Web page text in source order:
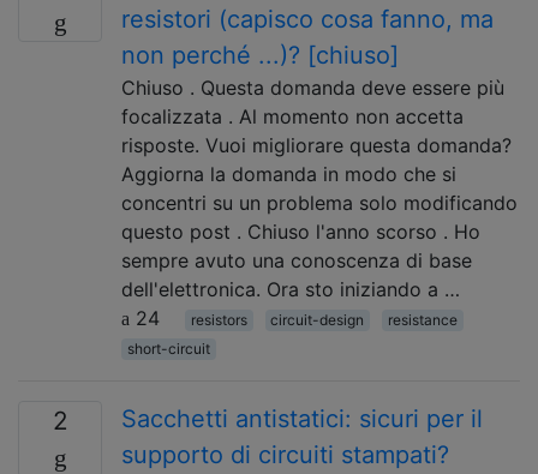
resistori (capisco cosa fanno, ma
non perché ...)? [chiuso]
Chiuso . Questa domanda deve essere più
focalizzata . Al momento non accetta
risposte. Vuoi migliorare questa domanda?
Aggiorna la domanda in modo che si
concentri su un problema solo modificando
questo post . Chiuso l'anno scorso . Ho
sempre avuto una conoscenza di base
dell'elettronica. Ora sto iniziando a …
24
resistors circuit-design
resistance
short-circuit
2
Sacchetti antistatici: sicuri per il
supporto di circuiti stampati?